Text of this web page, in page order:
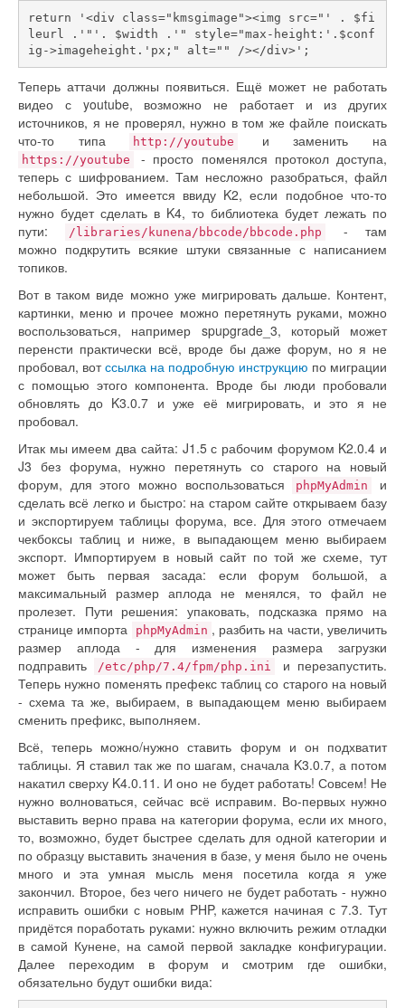
return '<div class="kmsgimage"><img src="' . $fi
leurl .'"'. $width .'" style="max-height:'.$conf
ig->imageheight.'px;" alt="" /></div>';
Теперь аттачи должны появиться. Ещё может не работать
видео с youtube, возможно не работает и из других
источников, я не проверял, нужно в том же файле поискать
что-то типа
http://youtube и заменить на
https://youtube
- просто поменялся протокол доступа,
теперь с шифрованием. Там несложно разобраться, файл
небольшой. Это имеется ввиду K2, если подобное что-то
нужно будет сделать в K4, то библиотека будет лежать по
пути:
/libraries/kunena/bbcode/bbcode.php
- там
можно подкрутить всякие штуки связанные с написанием
топиков.
Вот в таком виде можно уже мигрировать дальше. Контент,
картинки, меню и прочее можно перетянуть руками, можно
воспользоваться, например spupgrade_3, который может
перенсти практически всё, вроде бы даже форум, но я не
пробовал, вотссылка на подробную инструкцию по миграции
с помощью этого компонента. Вроде бы люди пробовали
обновлять до K3.0.7 и уже её мигрировать, и это я не
пробовал.
Итак мы имеем два сайта: J1.5 с рабочим форумом K2.0.4 и
J3 без форума, нужно перетянуть со старого на новый
форум, для этого можно воспользоваться
phpMyAdmin
и
сделать всё легко и быстро: на старом сайте открываем базу
и экспортируем таблицы форума, все. Для этого отмечаем
чекбоксы таблиц и ниже, в выпадающем меню выбираем
экспорт. Импортируем в новый сайт по той же схеме, тут
может быть первая засада: если форум большой, а
максимальный размер аплода не менялся, то файл не
пролезет. Пути решения: упаковать, подсказка прямо на
странице импорта
phpMyAdmin , разбить на части, увеличить
размер аплода - для изменения размера загрузки
подправить
/etc/php/7.4/fpm/php.ini
и перезапустить.
Теперь нужно поменять префекс таблиц со старого на новый
- схема та же, выбираем, в выпадающем меню выбираем
сменить префикс, выполняем.
Всё, теперь можно/нужно ставить форум и он подхватит
таблицы. Я ставил так же по шагам, сначала K3.0.7, а потом
накатил сверху K4.0.11. И оно не будет работать! Совсем! Не
нужно волноваться, сейчас всё исправим. Во-первых нужно
выставить верно права на категории форума, если их много,
то, возможно, будет быстрее сделать для одной категории и
по образцу выставить значения в базе, у меня было не очень
много и эта умная мысль меня посетила когда я уже
закончил. Второе, без чего ничего не будет работать - нужно
исправить ошибки с новым PHP, кажется начиная с 7.3. Тут
придётся поработать руками: нужно включить режим отладки
в самой Кунене, на самой первой закладке конфигурации.
Далее переходим в форум и смотрим где ошибки,
обязательно будут ошибки вида: